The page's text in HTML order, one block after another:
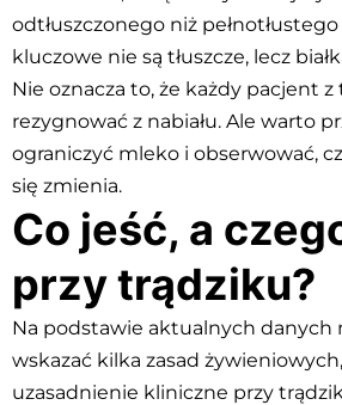
odtłuszczonego niż
kluczowe nie są tłuszcze, lecz
Nie oznacza to, że każdy pacjent
rezygnować z nabiału. Ale warto
ograniczyć mleko i obserwować,
się zmienia.
Co jeść, a
przy trądziku?
Na podstawie aktualnych danych
wskazać kilka zasad
uzasadnienie kliniczne przy